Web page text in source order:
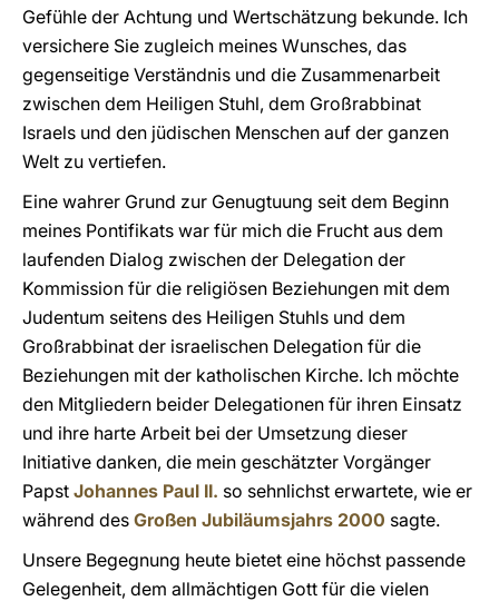
Gefühle der Achtung und Wertschätzung bekunde. Ich
versichere Sie zugleich meines Wunsches, das
gegenseitige Verständnis und die Zusammenarbeit
zwischen dem Heiligen Stuhl, dem Großrabbinat
Israels und den jüdischen Menschen auf der ganzen
Welt zu vertiefen.
Eine wahrer Grund zur Genugtuung seit dem Beginn
meines Pontifikats war für mich die Frucht aus dem
laufenden Dialog zwischen der Delegation der
Kommission für die religiösen Beziehungen mit dem
Judentum seitens des Heiligen Stuhls und dem
Großrabbinat der israelischen Delegation für die
Beziehungen mit der katholischen Kirche. Ich möchte
den Mitgliedern beider Delegationen für ihren Einsatz
und ihre harte Arbeit bei der Umsetzung dieser
Initiative danken, die mein geschätzter Vorgänger
Papst Johannes Paul II. so sehnlichst erwartete, wie er
während des Großen Jubiläumsjahrs 2000 sagte.
Unsere Begegnung heute bietet eine höchst passende
Gelegenheit, dem allmächtigen Gott für die vielen